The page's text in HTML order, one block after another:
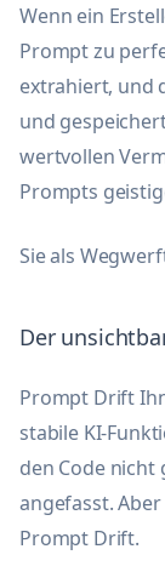
Wenn ein
Prompt zu
extrahiert, und
und
wertvollen
Prompts
Sie als
Der
Prompt Drift
stabile KI-
den Code nicht
angefasst.
Prompt Drift.